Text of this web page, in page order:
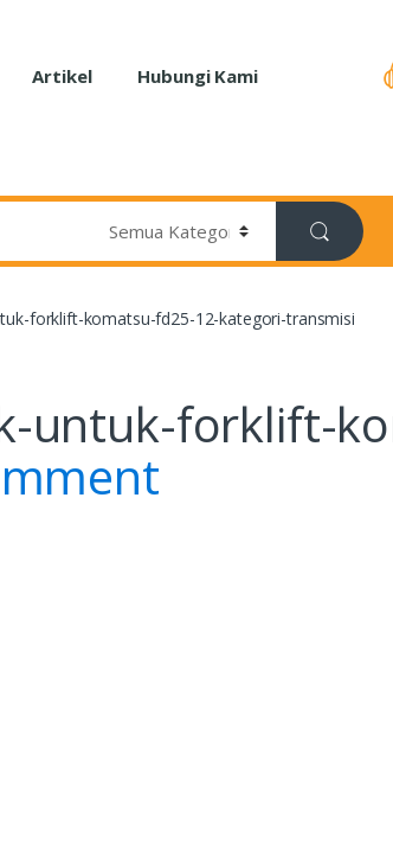
Artikel Hubungi Kami
forklift-komatsu-fd25-12-kategori-transmisi
untuk-forklift-